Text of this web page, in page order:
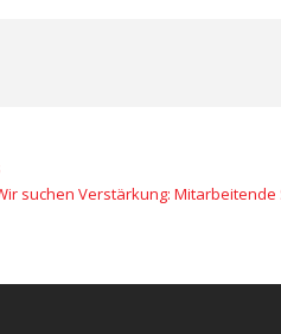
suchen Verstärkung: Mitarbeitende